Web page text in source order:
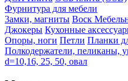
Фурнитура для мебели
3амки, магниты Воск
Джокеры Кухонные
Опоры, ноги Петли Планки
Полкодержатели, пеликаны,
d=10,16, 25, 50, овал